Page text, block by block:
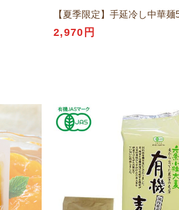
【夏季限定】手延冷し中華麺
2,970円